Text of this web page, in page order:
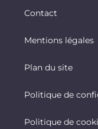
Contact
Mentions légales
Plan du site
Politique de
Politique de